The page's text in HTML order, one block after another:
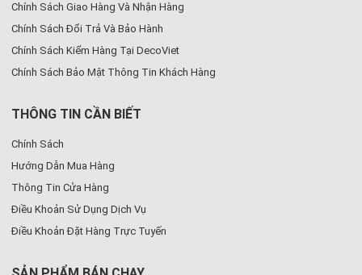
Chính Sách Giao Hàng Và Nhận Hàng
Chính Sách Đổi Trả Và Bảo Hành
Chính Sách Kiểm Hàng Tại DecoViet
Chính Sách Bảo Mật Thông Tin Khách Hàng
THÔNG TIN CẦN BIẾT
Chính Sách
Hướng Dẫn Mua Hàng
Thông Tin Cửa Hàng
Điều Khoản Sử Dụng Dịch Vụ
Điều Khoản Đặt Hàng Trực Tuyến